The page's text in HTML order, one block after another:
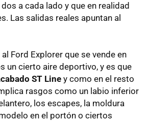
dos a cada lado y que en realidad
Las salidas reales apuntan al
Ford Explorer que se vende en
un cierto aire deportivo, y es que
ST Line y como en el resto
rasgos como un labio inferior
los escapes, la moldura
en el portón o ciertos